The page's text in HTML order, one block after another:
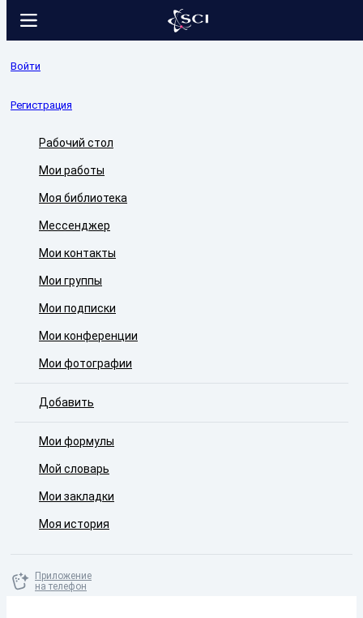
Войти
Регистрация
Рабочий стол
Мои работы
Моя библиотека
Мессенджер
Мои контакты
Мои группы
Мои подписки
Мои конференции
Мои фотографии
Добавить
Мои формулы
Мой словарь
Мои закладки
Моя история
Приложение
на телефон